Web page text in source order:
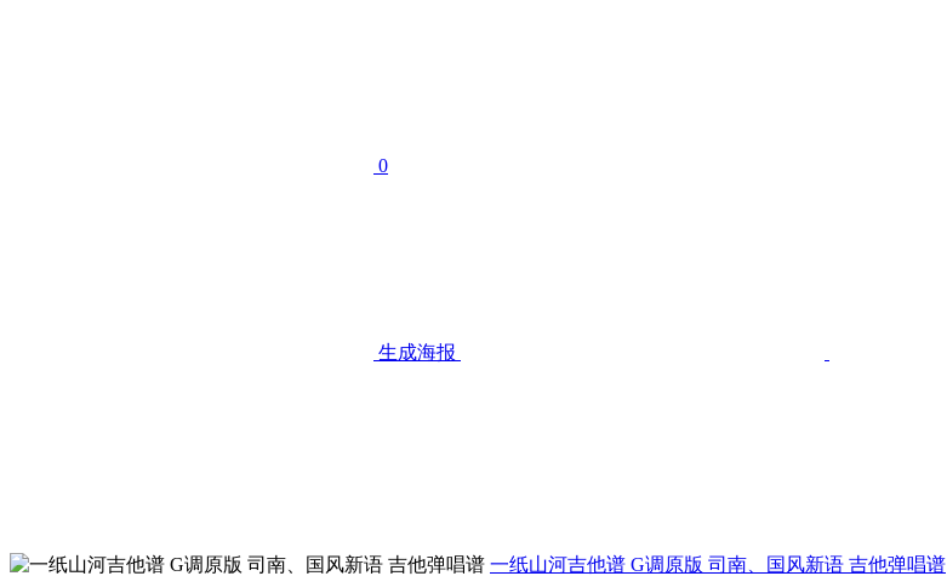
0
生成海报
一纸山河吉他谱 G调原版 司南、国风新语 吉他弹唱谱